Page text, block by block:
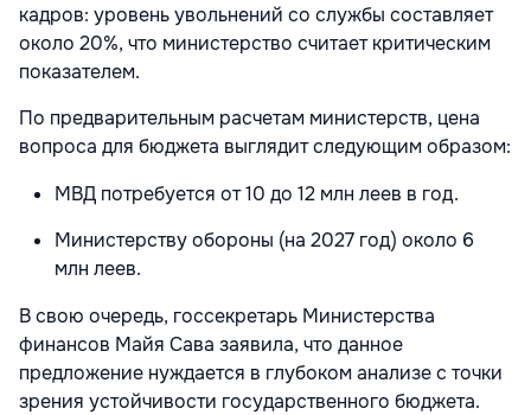
кадров: уровень увольнений со службы составляет
около 20%, что министерство считает критическим
показателем.
По предварительным расчетам министерств, цена
вопроса для бюджета выглядит следующим образом:
МВД потребуется от 10 до 12 млн леев в год.
Министерству обороны (на 2027 год) около 6
млн леев.
В свою очередь, госсекретарь Министерства
финансов Майя Сава заявила, что данное
предложение нуждается в глубоком анализе с точки
зрения устойчивости государственного бюджета.